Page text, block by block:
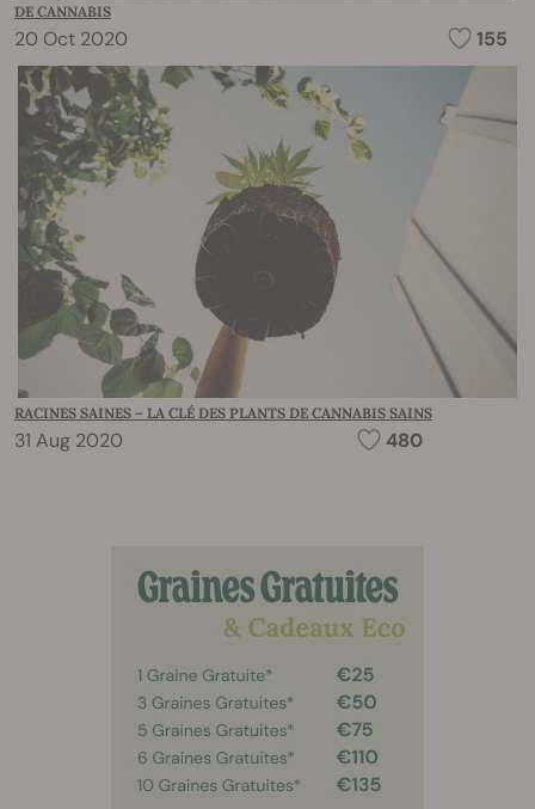
DE CANNABIS
20 Oct 2020 155
RACINES SAINES – LA CLÉ DES PLANTS DE CANNABIS SAINS
31 Aug 2020 480